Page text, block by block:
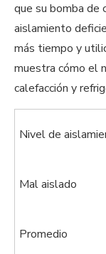
que su bomba de
aislamiento
más tiempo y
muestra cómo el
calefacción y
Nivel de
Mal aislado
Promedio